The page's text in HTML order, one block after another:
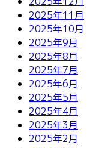
2025年11月
2025年10月
2025年9月
2025年8月
2025年7月
2025年6月
2025年5月
2025年4月
2025年3月
2025年2月